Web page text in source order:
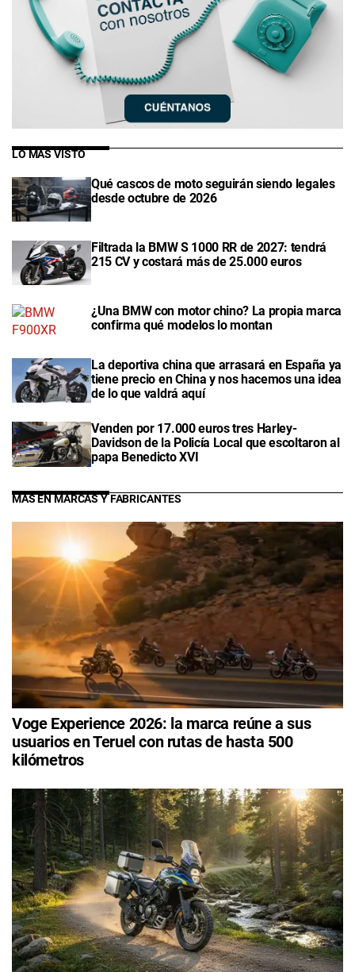
LO MÁS VISTO
Qué cascos de moto seguirán siendo legales
desde octubre de 2026
Filtrada la BMW S 1000 RR de 2027: tendrá
215 CV y costará más de 25.000 euros
¿Una BMW con motor chino? La propia marca
confirma qué modelos lo montan
La deportiva china que arrasará en España ya
tiene precio en China y nos hacemos una idea
de lo que valdrá aquí
Venden por 17.000 euros tres Harley-
Davidson de la Policía Local que escoltaron al
papa Benedicto XVI
MÁS EN MARCAS Y FABRICANTES
Voge Experience 2026: la marca reúne a sus
usuarios en Teruel con rutas de hasta 500
kilómetros